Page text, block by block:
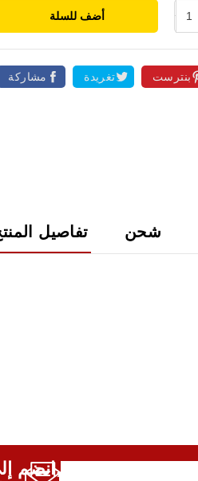
أضف للسلة
مشاركة تغريدة بنترست
تفاصيل شحن
انضم إلى النشرة الإخبارية لدينا,